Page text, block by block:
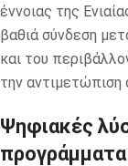
έννοιας της
βαθιά σύνδεση
και του
την
Ψηφιακές
προγράμματα